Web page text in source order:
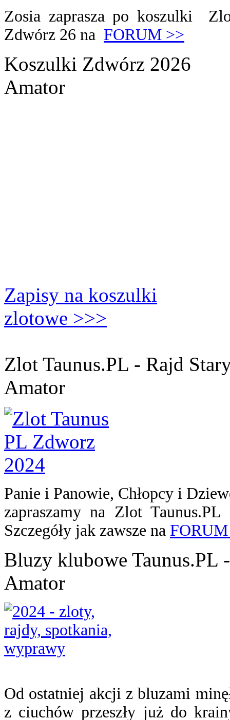
Zosia zaprasza po koszulki
Zdwórz 26 na FORUM >>
Koszulki Zdwórz 2026
Amator
Zapisy na koszulki
zlotowe >>>
Zlot Taunus.PL - Rajd
Amator
Panie i Panowie, Chłopcy i
zapraszamy na Zlot
Szczegóły jak zawsze na
Bluzy klubowe Taunus.PL
Amator
Od ostatniej akcji z bluzami
z ciuchów przeszły już do